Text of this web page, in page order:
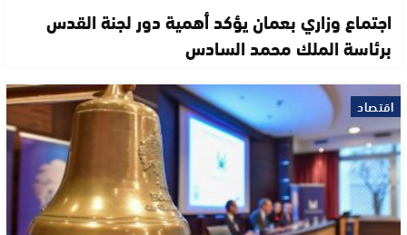
اجتماع وزاري بعمان يؤكد أهمية دور لجنة القدس
برئاسة الملك محمد السادس
اقتصاد